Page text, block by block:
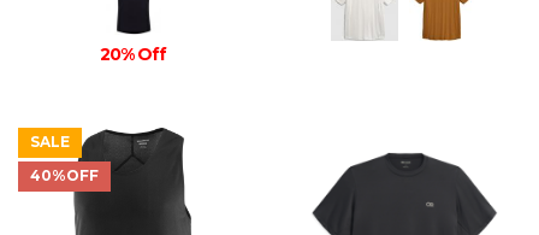
20% Off
SALE
40%OFF